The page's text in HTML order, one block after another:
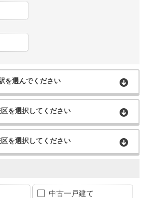
を選んでください
を選択してください
を選択してください
中古一戸建て